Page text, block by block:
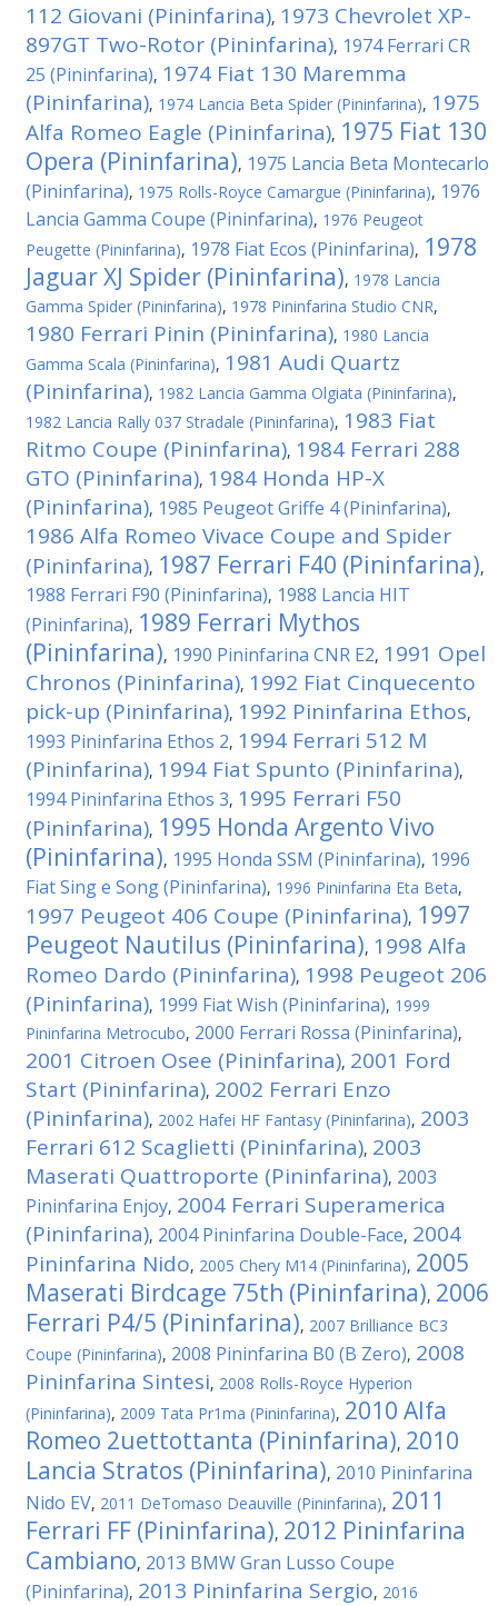
112 Giovani (Pininfarina), 1973 Chevrolet XP-
897GT Two-Rotor (Pininfarina), 1974 Ferrari CR
25 (Pininfarina), 1974 Fiat 130 Maremma
(Pininfarina), 1974 Lancia Beta Spider (Pininfarina), 1975
Alfa Romeo Eagle (Pininfarina), 1975 Fiat 130
Opera (Pininfarina), 1975 Lancia Beta Montecarlo
(Pininfarina), 1975 Rolls-Royce Camargue (Pininfarina), 1976
Lancia Gamma Coupe (Pininfarina), 1976 Peugeot
Peugette (Pininfarina), 1978 Fiat Ecos (Pininfarina), 1978
Jaguar XJ Spider (Pininfarina), 1978 Lancia
Gamma Spider (Pininfarina), 1978 Pininfarina Studio CNR,
1980 Ferrari Pinin (Pininfarina), 1980 Lancia
Gamma Scala (Pininfarina), 1981 Audi Quartz
(Pininfarina), 1982 Lancia Gamma Olgiata (Pininfarina),
1982 Lancia Rally 037 Stradale (Pininfarina), 1983 Fiat
Ritmo Coupe (Pininfarina), 1984 Ferrari 288
GTO (Pininfarina), 1984 Honda HP-X
(Pininfarina), 1985 Peugeot Griffe 4 (Pininfarina),
1986 Alfa Romeo Vivace Coupe and Spider
(Pininfarina), 1987 Ferrari F40 (Pininfarina),
1988 Ferrari F90 (Pininfarina), 1988 Lancia HIT
(Pininfarina), 1989 Ferrari Mythos
(Pininfarina), 1990 Pininfarina CNR E2, 1991 Opel
Chronos (Pininfarina), 1992 Fiat Cinquecento
pick-up (Pininfarina), 1992 Pininfarina Ethos,
1993 Pininfarina Ethos 2, 1994 Ferrari 512 M
(Pininfarina), 1994 Fiat Spunto (Pininfarina),
1994 Pininfarina Ethos 3, 1995 Ferrari F50
(Pininfarina), 1995 Honda Argento Vivo
(Pininfarina), 1995 Honda SSM (Pininfarina), 1996
Fiat Sing e Song (Pininfarina), 1996 Pininfarina Eta Beta,
1997 Peugeot 406 Coupe (Pininfarina), 1997
Peugeot Nautilus (Pininfarina), 1998 Alfa
Romeo Dardo (Pininfarina), 1998 Peugeot 206
(Pininfarina), 1999 Fiat Wish (Pininfarina), 1999
Pininfarina Metrocubo, 2000 Ferrari Rossa (Pininfarina),
2001 Citroen Osee (Pininfarina), 2001 Ford
Start (Pininfarina), 2002 Ferrari Enzo
(Pininfarina), 2002 Hafei HF Fantasy (Pininfarina), 2003
Ferrari 612 Scaglietti (Pininfarina), 2003
Maserati Quattroporte (Pininfarina), 2003
Pininfarina Enjoy, 2004 Ferrari Superamerica
(Pininfarina), 2004 Pininfarina Double-Face, 2004
Pininfarina Nido, 2005 Chery M14 (Pininfarina), 2005
Maserati Birdcage 75th (Pininfarina), 2006
Ferrari P4/5 (Pininfarina), 2007 Brilliance BC3
Coupe (Pininfarina), 2008 Pininfarina B0 (B Zero), 2008
Pininfarina Sintesi, 2008 Rolls-Royce Hyperion
(Pininfarina), 2009 Tata Pr1ma (Pininfarina), 2010 Alfa
Romeo 2uettottanta (Pininfarina), 2010
Lancia Stratos (Pininfarina), 2010 Pininfarina
Nido EV, 2011 DeTomaso Deauville (Pininfarina), 2011
Ferrari FF (Pininfarina), 2012 Pininfarina
Cambiano, 2013 BMW Gran Lusso Coupe
(Pininfarina), 2013 Pininfarina Sergio, 2016